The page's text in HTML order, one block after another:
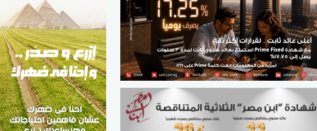
مواهب مصر